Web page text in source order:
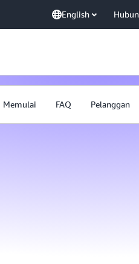
English
Memulai FAQ Pelanggan